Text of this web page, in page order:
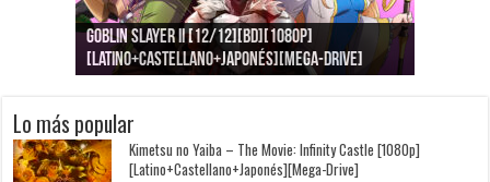
Goblin Slayer II [12/12][BD][1080p]
[Latino+Castellano+Japonés][Mega-Drive]
Jujutsu Kaisen: Kaigyoku/Gyokusetsu [1080p]
[Latino+Japonés][Mega-Drive]
Kimi to, Nami ni Noretara [BD][1080p]
[Latino+Castellano+Japonés][Mega-Drive]
Nukitashi the Animation [11/11+OVAS][BD]
[1080p][Sub-Español][Mega-Drive]
Kimi wa Houkago Insomnia [13/13][BD][1080p]
[Castellano+English+Japonés][Mega-Drive]
Getsuyoubi no Tawawa [12/12+Especiales][BD]
[1080p][Sub-Español][Mega-Drive]
Lo más popular
Kimetsu no Yaiba – The Movie: Infinity Castle [1080p]
[Latino+Castellano+Japonés][Mega-Drive]